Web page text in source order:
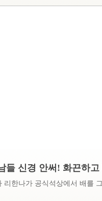
들 신경 안써! 화끈하고
리한나가 공식석상에서 배를